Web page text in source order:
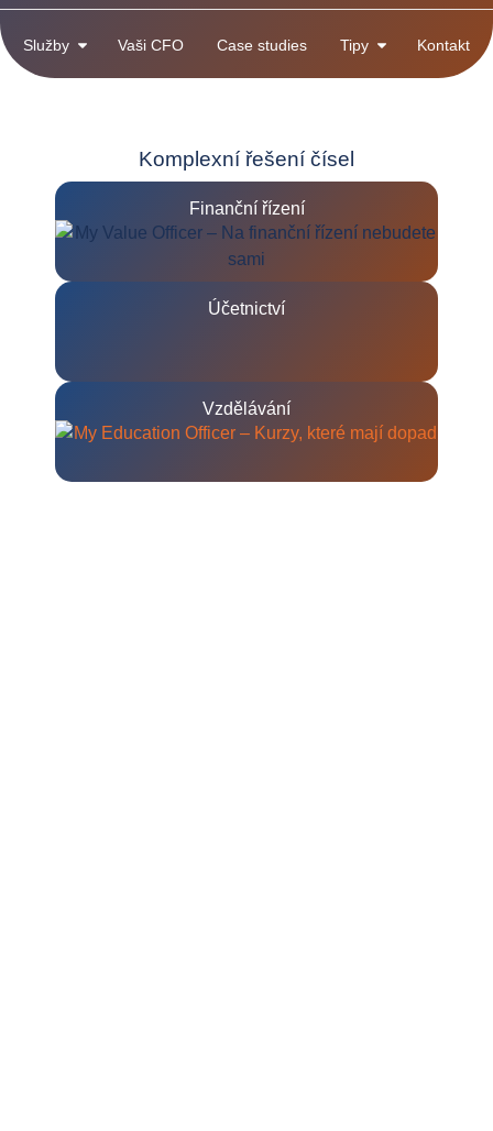
Služby Vaši CFO Case studies Tipy Kontakt
Komplexní řešení čísel
Finanční řízení
Účetnictví
Vzdělávání